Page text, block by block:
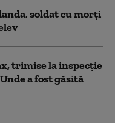
soldat cu morţi
trimise la inspecție
a fost găsită